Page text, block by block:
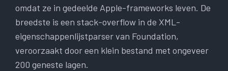
omdat ze in gedeelde Apple-frameworks leven. De
breedste is een stack-overflow in de XML-
eigenschappenlijstparser van Foundation,
veroorzaakt door een klein bestand met ongeveer
200 geneste lagen.